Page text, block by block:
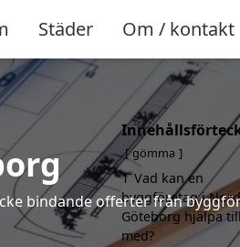
Städer Om / kontakt
bindande offerter från
gömma
1 Vad kan en
byggföretag i
Göteborg hjälpa till
med?